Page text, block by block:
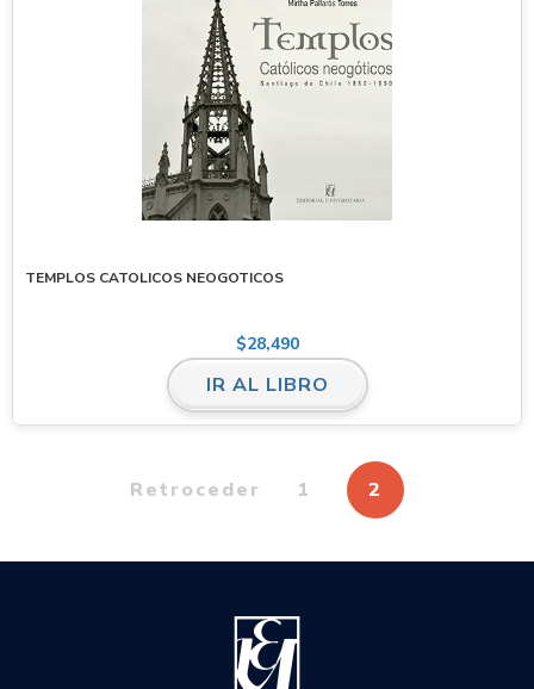
TEMPLOS CATOLICOS NEOGOTICOS
$28,490
IR AL LIBRO
Retroceder 1 2